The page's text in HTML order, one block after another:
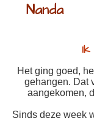
Nanda
Ik
Het ging goed,
gehangen. Dat
aangekomen,
Sinds deze week